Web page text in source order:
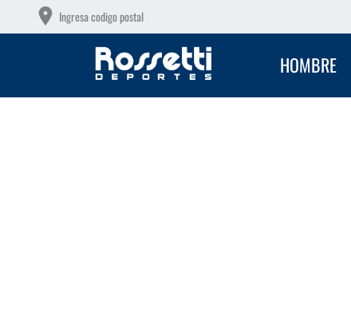
Ingresa codigo postal
SIN INTERÉS CON TU DEBITO
HOMBRE